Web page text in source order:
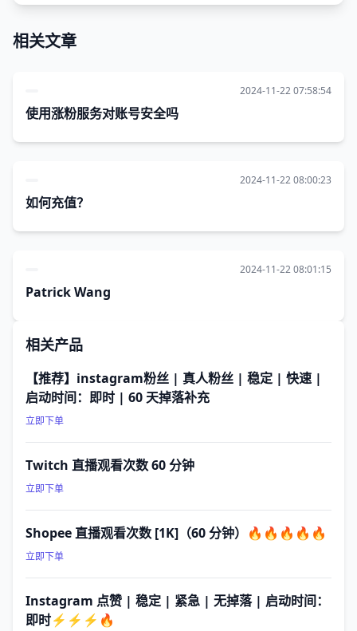
相关文章
2024-11-22 07:58:54
使用涨粉服务对账号安全吗
2024-11-22 08:00:23
如何充值？
2024-11-22 08:01:15
Patrick Wang
相关产品
【推荐】instagram粉丝 | 真人粉丝 | 稳定 | 快速 |
启动时间：即时 | 60 天掉落补充
立即下单
Twitch 直播观看次数 60 分钟
立即下单
Shopee 直播观看次数 [1K]（60 分钟）🔥🔥🔥🔥🔥
立即下单
Instagram 点赞 | 稳定 | 紧急 | 无掉落 | 启动时间：
即时⚡⚡⚡🔥